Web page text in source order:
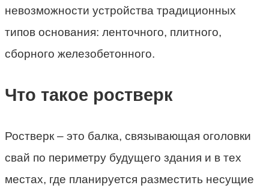
невозможности устройства традиционных
типов основания: ленточного, плитного,
сборного железобетонного.
Что такое ростверк
Ростверк – это балка, связывающая оголовки
свай по периметру будущего здания и в тех
местах, где планируется разместить несущие